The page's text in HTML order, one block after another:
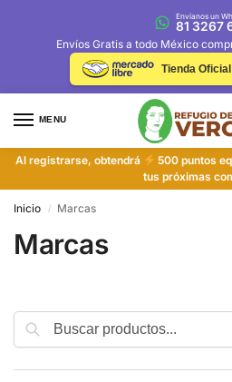
Envíanos un
81 3267
Envíos Gratis a todo México
Tienda
MENU
Al registrarse, obtendrá
500 puntos
tus próximas
Inicio / Marcas
Marcas